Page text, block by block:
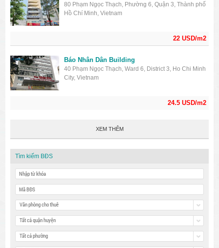
22 USD/m2
80 Phạm Ngọc Thạch, Phường 6, Quận 3, Thành phố
Hồ Chí Minh, Vietnam
24.5 USD/m2
Báo Nhân Dân Building
40 Phạm Ngọc Thạch, Ward 6, District 3, Ho Chi Minh
City, Vietnam
XEM THÊM
Tìm kiếm BĐS
Văn phòng cho thuê
Tất cả quận huyện
Tất cả phường